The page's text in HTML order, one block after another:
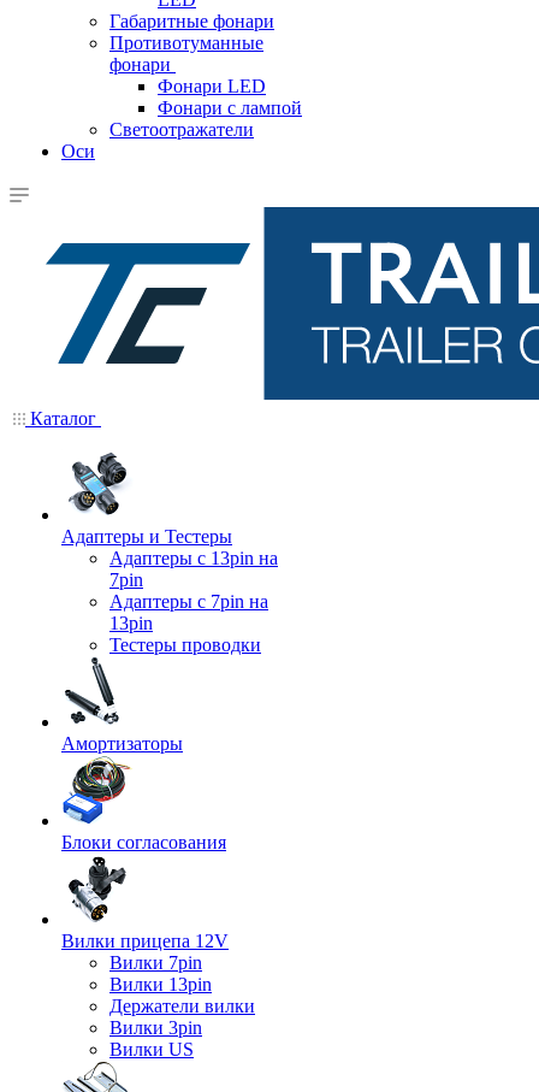
Габаритные фонари
Противотуманные
фонари
Фонари LED
Фонари с лампой
Светоотражатели
Оси
Каталог
Адаптеры и Тестеры
Адаптеры с 13pin на
7pin
Адаптеры с 7pin на
13pin
Тестеры проводки
Амортизаторы
Блоки согласования
Вилки прицепа 12V
Вилки 7pin
Вилки 13pin
Держатели вилки
Вилки 3pin
Вилки US